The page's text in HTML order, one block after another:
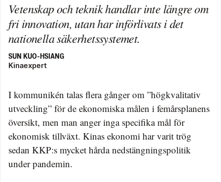
Vetenskap och teknik handlar inte längre om
fri innovation, utan har införlivats i det
nationella säkerhetssystemet.
SUN KUO-HSIANG
Kinaexpert
I kommunikén talas flera gånger om ”högkvalitativ
utveckling” för de ekonomiska målen i femårsplanens
översikt, men man anger inga specifika mål för
ekonomisk tillväxt. Kinas ekonomi har varit trög
sedan KKP:s mycket hårda nedstängningspolitik
under pandemin.